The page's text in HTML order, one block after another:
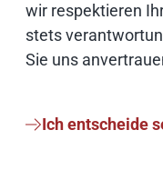
wir respektieren
stets
Sie uns
Ich entscheide